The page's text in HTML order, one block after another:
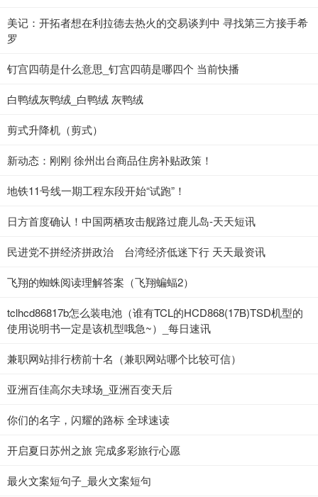
美记：开拓者想在利拉德去热火的交易谈判中 寻找第三方接手希
罗
钉宫四萌是什么意思_钉宫四萌是哪四个 当前快播
白鸭绒灰鸭绒_白鸭绒 灰鸭绒
剪式升降机（剪式）
新动态：刚刚 徐州出台商品住房补贴政策！
地铁11号线一期工程东段开始“试跑”！
日方首度确认！中国两栖攻击舰路过鹿儿岛-天天短讯
民进党不拼经济拼政治 台湾经济低迷下行 天天最资讯
飞翔的蜘蛛阅读理解答案（飞翔蝙蝠2）
tclhcd86817b怎么装电池（谁有TCL的HCD868(17B)TSD机型的
使用说明书一定是该机型哦急~）_每日速讯
兼职网站排行榜前十名（兼职网站哪个比较可信）
亚洲百佳高尔夫球场_亚洲百变天后
你们的名字，闪耀的路标 全球速读
开启夏日苏州之旅 完成多彩旅行心愿
最火文案短句子_最火文案短句